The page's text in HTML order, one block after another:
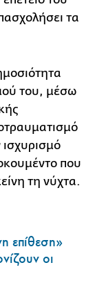
τα
του, μέσω
που
τη νύχτα.
επίθεση»
οι